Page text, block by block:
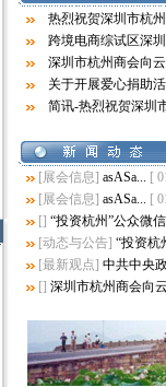
热烈祝贺深圳市杭
跨境电商综试区深
深圳市杭州商会向
关于开展爱心捐助
简讯-热烈祝贺深圳
[展会信息] asASa... [
[展会信息] asASa... [
[] “投资杭州”公众微
[动态与公告] “投资杭
[最新观点] 中共中央
[] 深圳市杭州商会向